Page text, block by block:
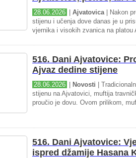
28.06.2026 Ajvatovica| Nakon
stijenu i učenja dove danas je u
vjernika i visokih zvanica na platou
516. Dani Ajvatovice:
Ajvaz dedine stijene
28.06.2026 Novosti |
stijenu na Ajvatovici, muftija
proučio je dovu. Ovom prilikom,
516. Dani Ajvatovice:
ispred džamije Hasana